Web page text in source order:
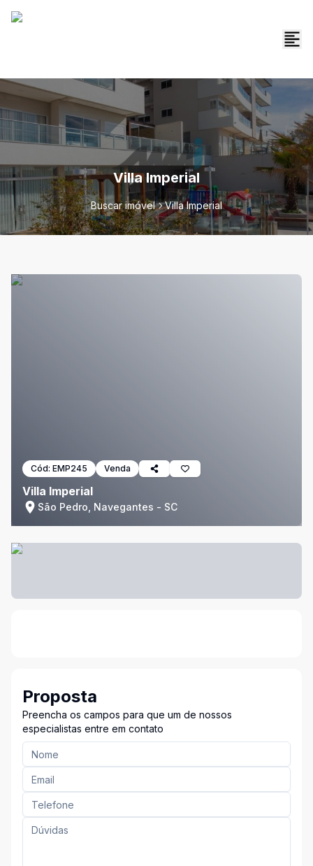
Villa Imperial
Buscar imóvel Villa Imperial
Cód: EMP245 Venda
Villa Imperial
São Pedro, Navegantes - SC
Proposta
Preencha os campos para que um de nossos
especialistas entre em contato